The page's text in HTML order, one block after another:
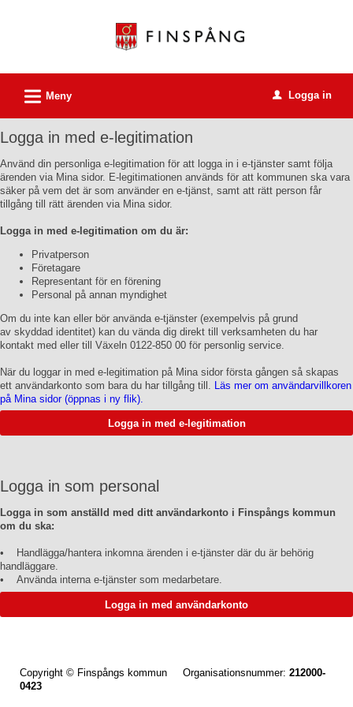
tjänster
Finspångs
kommun
L Meny u Logga in
Logga in med e-legitimation
Använd din personliga e-legitimation för att logga in i e-tjänster samt följa
ärenden via Mina sidor. E-legitimationen används för att kommunen ska vara
säker på vem det är som använder en e-tjänst, samt att rätt person får
tillgång till rätt ärenden via Mina sidor.
Logga in med e-legitimation om du är:
Privatperson
Företagare
Representant för en förening
Personal på annan myndighet
Om du inte kan eller bör använda e-tjänster (exempelvis på grund
av skyddad identitet) kan du vända dig direkt till verksamheten du har
kontakt med eller till Växeln 0122-850 00 för personlig service.
När du loggar in med e-legitimation på Mina sidor första gången så skapas
ett användarkonto som bara du har tillgång till.
Läs mer om användarvillkoren
på Mina sidor (öppnas i ny flik).
Logga in som personal
Logga in som anställd med ditt användarkonto i Finspångs kommun
om du ska:
• Handlägga/hantera inkomna ärenden i e-tjänster där du är behörig
handläggare.
• Använda interna e-tjänster som medarbetare.
Copyright © Finspångs kommun Organisationsnummer: 212000-
0423